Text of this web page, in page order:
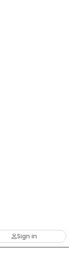
Sign in